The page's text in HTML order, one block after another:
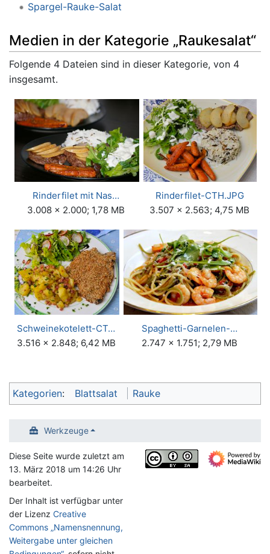
Spargel-Rauke-Salat
Medien in der Kategorie „Raukesalat“
Folgende 4 Dateien sind in dieser Kategorie, von 4
insgesamt.
Rinderfilet mit Nas…
3.008 × 2.000; 1,78 MB
Rinderfilet-CTH.JPG
3.507 × 2.563; 4,75 MB
Schweinekotelett-CT…
3.516 × 2.848; 6,42 MB
Spaghetti-Garnelen-…
2.747 × 1.751; 2,79 MB
Kategorien: Blattsalat Rauke
Werkzeuge
Diese Seite wurde zuletzt am
13. März 2018 um 14:26 Uhr
bearbeitet.
Der Inhalt ist verfügbar unter
der Lizenz Creative
Commons „Namensnennung,
Weitergabe unter gleichen